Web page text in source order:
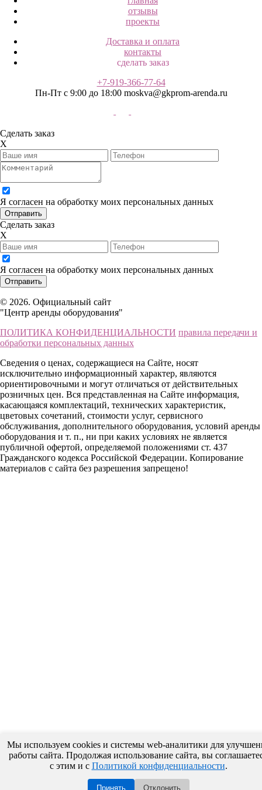
отзывы
проекты
Доставка и оплата
контакты
сделать заказ
+7-919-366-77-64
Пн-Пт с 9:00 до 18:00 moskva@gkprom-arenda.ru
Сделать заказ
X
Я согласен на обработку моих персональных данных
Сделать заказ
X
Я согласен на обработку моих персональных данных
© 2026. Официальный сайт
"Центр аренды оборудования"
ПОЛИТИКА КОНФИДЕНЦИАЛЬНОСТИ правила передачи и
обработки персональных данных
Сведения о ценах, содержащиеся на Сайте, носят
исключительно информационный характер, являются
ориентировочными и могут отличаться от действительных
розничных цен. Вся представленная на Сайте информация,
касающаяся комплектаций, технических характеристик,
цветовых сочетаний, стоимости услуг, сервисного
обслуживания, дополнительного оборудования, условий аренды
оборудования и т. п., ни при каких условиях не является
публичной офертой, определяемой положениями ст. 437
Гражданского кодекса Российской Федерации. Копирование
материалов с сайта без разрешения запрещено!
Мы используем cookies и системы web-аналитики для
работы сайта. Продолжая использование сайта, вы
с этим и с Политикой конфиденциальности.
Принять Отклонить